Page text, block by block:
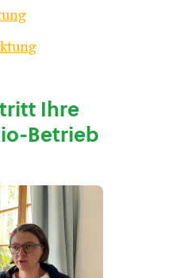
Ihre
Betrieb